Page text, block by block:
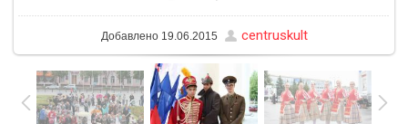
Добавлено19.06.2015 centruskult